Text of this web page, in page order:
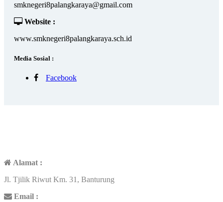
smknegeri8palangkaraya@gmail.com
Website :
www.smknegeri8palangkaraya.sch.id
Media Sosial :
Facebook
Alamat :
Jl. Tjilik Riwut Km. 31, Banturung
Email :